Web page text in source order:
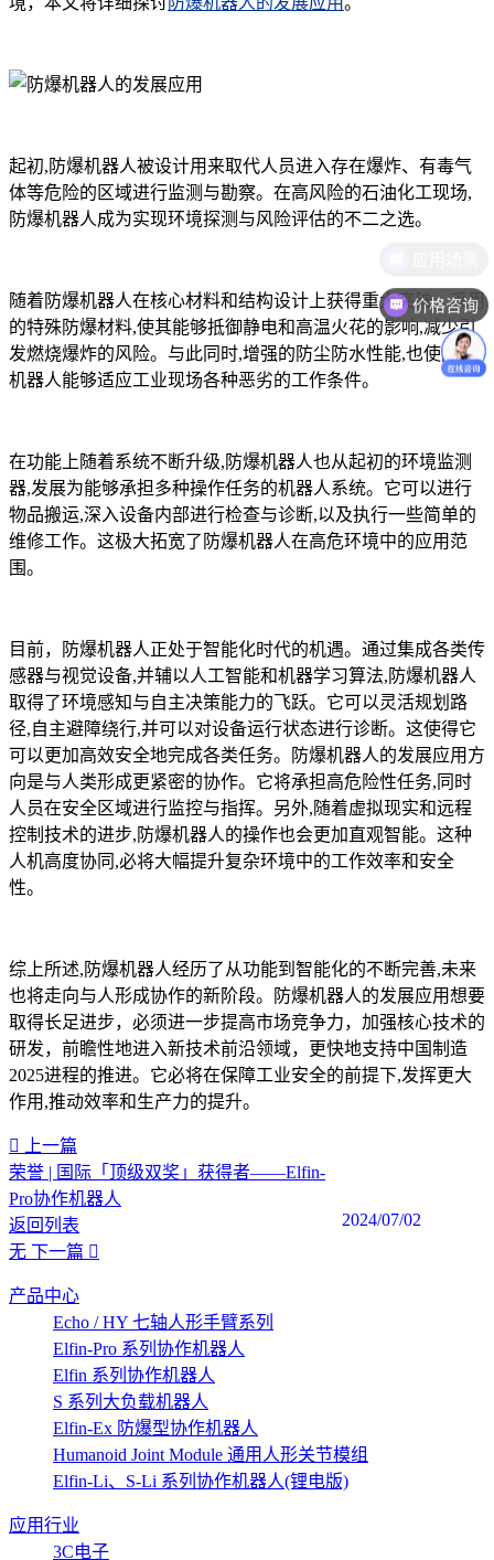
起初,防爆机器人被设计用来取代人员进入存在爆炸、有毒气
体等危险的区域进行监测与勘察。在高风险的石油化工现场,
防爆机器人成为实现环境探测与风险评估的不二之选。
随着防爆机器人在核心材料和结构设计上获得重大突破。采用
的特殊防爆材料,使其能够抵御静电和高温火花的影响,减少引
发燃烧爆炸的风险。与此同时,增强的防尘防水性能,也使防爆
机器人能够适应工业现场各种恶劣的工作条件。
在功能上随着系统不断升级,防爆机器人也从起初的环境监测
器,发展为能够承担多种操作任务的机器人系统。它可以进行
物品搬运,深入设备内部进行检查与诊断,以及执行一些简单的
维修工作。这极大拓宽了防爆机器人在高危环境中的应用范
围。
目前，防爆机器人正处于智能化时代的机遇。通过集成各类传
感器与视觉设备,并辅以人工智能和机器学习算法,防爆机器人
取得了环境感知与自主决策能力的飞跃。它可以灵活规划路
径,自主避障绕行,并可以对设备运行状态进行诊断。这使得它
可以更加高效安全地完成各类任务。防爆机器人的发展应用方
向是与人类形成更紧密的协作。它将承担高危险性任务,同时
人员在安全区域进行监控与指挥。另外,随着虚拟现实和远程
控制技术的进步,防爆机器人的操作也会更加直观智能。这种
人机高度协同,必将大幅提升复杂环境中的工作效率和安全
性。
综上所述,防爆机器人经历了从功能到智能化的不断完善,未来
也将走向与人形成协作的新阶段。防爆机器人的发展应用想要
取得长足进步，必须进一步提高市场竞争力，加强核心技术的
研发，前瞻性地进入新技术前沿领域，更快地支持中国制造
2025进程的推进。它必将在保障工业安全的前提下,发挥更大
作用,推动效率和生产力的提升。
上一篇
荣誉 | 国际「顶级双奖」获得者——Elfin-
Pro协作机器人
2024/07/02
返回列表
无 下一篇
产品中心
Echo / HY 七轴人形手臂系列
Elfin-Pro 系列协作机器人
Elfin 系列协作机器人
S 系列大负载机器人
Elfin-Ex 防爆型协作机器人
Humanoid Joint Module 通用人形关节模组
Elfin-Li、S-Li 系列协作机器人(锂电版)
应用行业
3C电子
价格咨询